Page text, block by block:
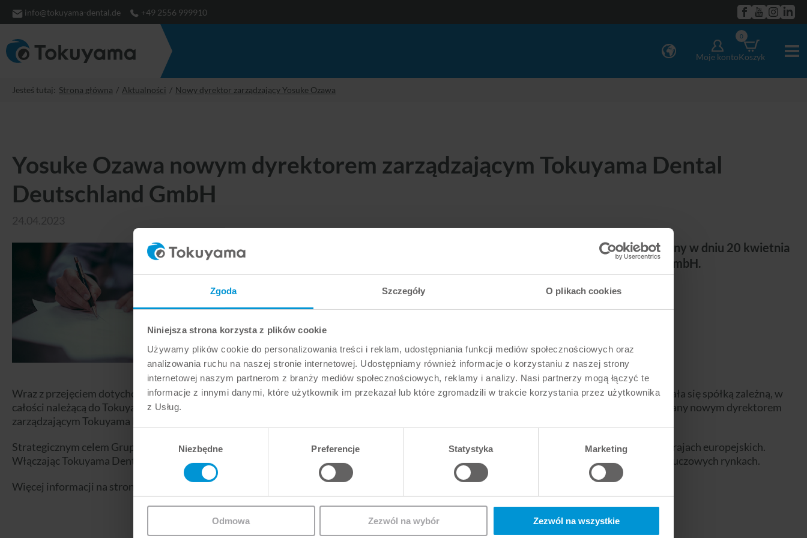
Zgoda Szczegóły O plikach cookies
Niniejsza strona korzysta z plików cookie
Używamy plików cookie do personalizowania treści i reklam, udostępniania funkcji mediów społecznościowych oraz
analizowania ruchu na naszej stronie internetowej. Udostępniamy również informacje o korzystaniu z naszej strony
internetowej naszym partnerom z branży mediów społecznościowych, reklamy i analizy. Nasi partnerzy mogą łączyć te
informacje z innymi danymi, które użytkownik im przekazał lub które zgromadzili w trakcie korzystania przez użytkownika
z Usług.
zgody
Niezbędne Preferencje Statystyka Marketing
Odmowa Zezwól na wybór Zezwól na wszystkie
info@tokuyama-dental.de +49 2556 999910
Moje kontoKoszyk
0
Jesteś tutaj: Strona główna Aktualności Nowy dyrektor zarządzający Yosuke Ozawa
Yosuke Ozawa nowym dyrektorem zarządzającym Tokuyama Dental
Deutschland GmbH
i
W ramach restrukturyzacji Grupy Tokuyama pan Yosuke Ozawa został mianowany w dniu 20 kwietnia
2023 roku nowym dyrektorem zarządzającym Tokuyama Dental Deutschland GmbH.
Wraz z przejęciem dotychczasowych 49% udziału partnera joint venture Euronda Deutschland GmbH Tokuyama Dental Deutschland GmbH stała się spółką zależną, w
całości należącą do Tokuyama Dental Corporation od 20 kwietnia 2023 roku. W trakcie tej reorganizacji Yosuke Ozawa z Japonii został mianowany nowym dyrektorem
zarządzającym Tokuyama Deutschland GmbH.
Strategicznym celem Grupy Tokuyama jest dalsze zwiększanie udziału w rynku materiałów do stomatologii odtwórczej i protetycznej w wielu krajach europejskich.
Włączając Tokuyama Dental Deutschland GmbH jako spółkę zależną, Grupa Tokuyama będzie energicznie dążyć do zwiększenia sprzedaży na kluczowych rynkach.
Więcej informacji na stronie:
https://www.tokuyama.co.jp/